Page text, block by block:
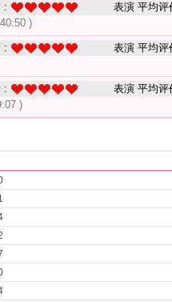
: 表演 平均评
)
: 表演 平均评
: 表演 平均评
)